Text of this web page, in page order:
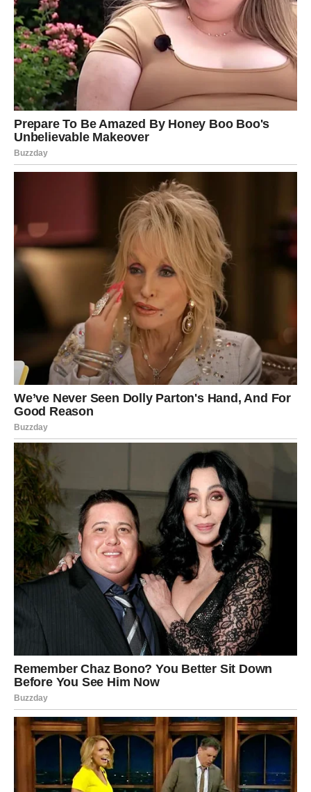
pripremati za dolazak stanara, moja je svekrva glasno
opominjala mog bivšeg supruga, tvrdeći da njegovo neznanje
o tome što čini kuću i dom, zajedno s njegovim izborom da
napusti svoju obitelj radi druga, ne daje mu pravo iseliti njezine
unuke i snahu iz njezina prebivališta.
Rukom je izričito pokazala gdje su vrata, a unatoč njegovom
pokušaju da govori tiho, rekla je da se ne može vratiti i da ide
kući u nosiljku. Nakon toga se aktivno uključila u brigu o djeci,
ponašajući se kao da im je roditelj.
Moguće je da netko tu ženu doživljava kao “tešku, iscrpljujuću
ili neljubaznu”; međutim, kod mene je sve optimalno, a jedini
pravi suputnik je drugo desetljeće. Dakle, može se baviti
svime osim njom i djecom. Važno je napomenuti da nisu sve
svekrve iste; to u konačnici ovisi o pojedincu.
BONUS ČLANAK:
Neophodno je da svi budu svjesni ove izvanredne tehnike:
stavljanje vlažne maramice u perilicu rublja polučit će
zapanjujuće rezultate.